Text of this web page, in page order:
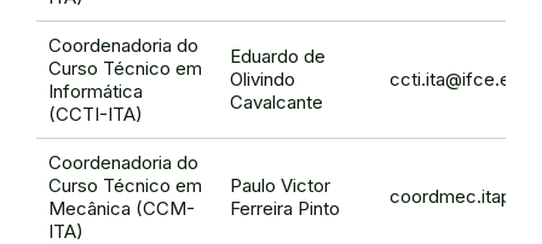
Coordenadoria do
Curso Técnico em
Informática
(CCTI-ITA)
Eduardo de
Olivindo
Cavalcante
Coordenadoria do
Curso Técnico em
Mecânica (CCM-
ITA)
Paulo Victor
Ferreira Pinto